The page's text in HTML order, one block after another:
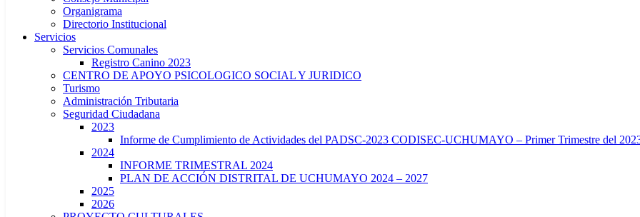
Organigrama
Directorio Institucional
Servicios
Servicios Comunales
Registro Canino 2023
CENTRO DE APOYO PSICOLOGICO SOCIAL Y JURIDICO
Turismo
Administración Tributaria
Seguridad Ciudadana
2023
Informe de Cumplimiento de Actividades del PADSC-2023 CODISEC-UCHUMAYO – Primer Trimestre del
2024
INFORME TRIMESTRAL 2024
PLAN DE ACCIÓN DISTRITAL DE UCHUMAYO 2024 – 2027
2025
2026